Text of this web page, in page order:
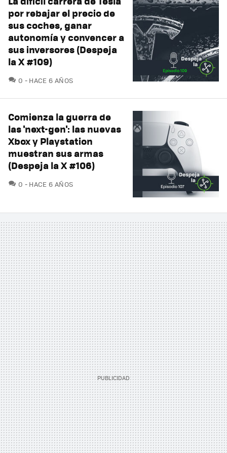
por rebajar el precio de
sus coches, ganar
autonomía y convencer a
sus inversores (Despeja
la X #109)
0 COMENTARIOS
HACE 6 AÑOS
Comienza la guerra de
las 'next-gen': las nuevas
Xbox y Playstation
muestran sus armas
(Despeja la X #106)
0 COMENTARIOS
HACE 6 AÑOS